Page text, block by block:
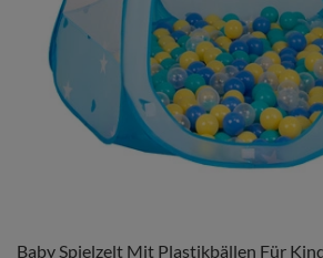
Baby Spielzelt Mit Plastikbällen Für